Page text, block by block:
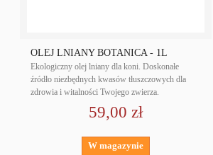
OLEJ LNIANY BOTANICA - 1L
Ekologiczny olej lniany dla koni. Doskonałe
źródło niezbędnych kwasów tłuszczowych dla
zdrowia i witalności Twojego zwierza.
59,00 zł
W magazynie